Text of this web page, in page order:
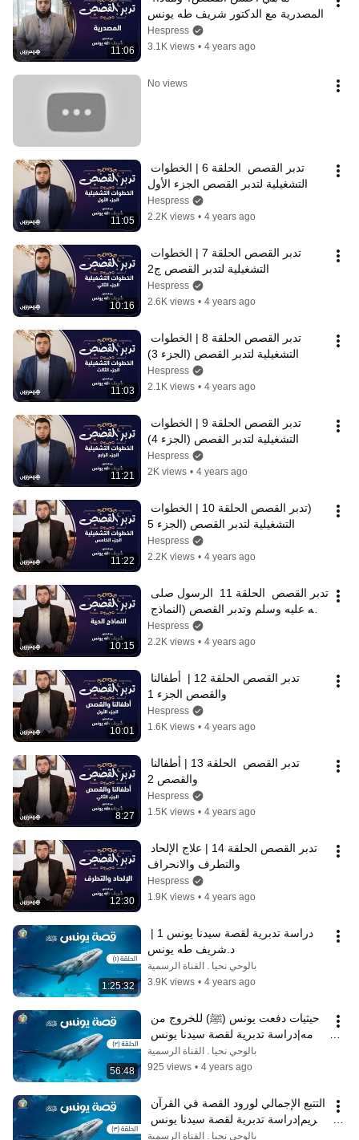
11:06
المصدرية مع الدكتور شريف طه يونس
Hespress
3.1K views • 4 years ago
No views
11:05
التشغيلية لتدبر القصص الجزء الأول
Hespress
2.2K views • 4 years ago
10:16
التشغيلية لتدبر القصص ج2
Hespress
2.6K views • 4 years ago
11:03
التشغيلية لتدبر القصص (الجزء 3)
Hespress
2.1K views • 4 years ago
11:21
التشغيلية لتدبر القصص (الجزء 4)
Hespress
2K views • 4 years ago
11:22
التشغيلية لتدبر القصص (الجزء 5
Hespress
2.2K views • 4 years ago
10:15
الحية)
Hespress
2.2K views • 4 years ago
10:01
والقصص الجزء 1
Hespress
1.6K views • 4 years ago
8:27
والقصص 2
Hespress
1.5K views • 4 years ago
12:30
والتطرف والانحراف
Hespress
1.9K views • 4 years ago
1:25:32
د.شريف طه يونس
بالوحي نحيا . القناة الرسمية
3.9K views • 4 years ago
56:48
2 | د.شريف طه يونس
بالوحي نحيا . القناة الرسمية
925 views • 4 years ago
3 | د.شريف طه يونس
بالوحي نحيا . القناة الرسمية